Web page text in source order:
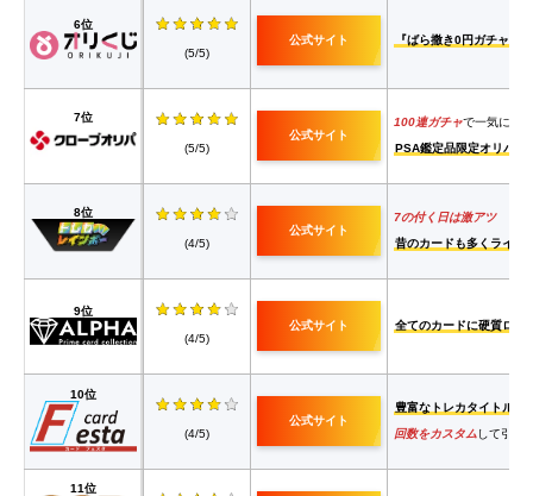
6位
(5/5)
公式サイト 『ばら撒き0円ガチャ』
7位
(5/5)
公式サイト
100連ガチャで一気にオ
PSA鑑定品限定オリパも
8位
(4/5)
公式サイト
7の付く日は激アツ
昔のカードも多くライン
9位
(4/5)
公式サイト 全てのカードに硬質ロー
10位
(4/5)
公式サイト
豊富なトレカタイトル
回数をカスタムして引け
11位